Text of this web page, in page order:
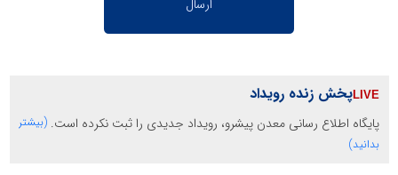
پخش زنده رویداد
پایگاه اطلاع رسانی معدن پیشرو، رویداد جدیدی را ثبت نکرده است. (بیشتر
بدانید)